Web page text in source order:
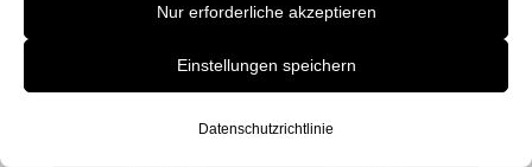
beeinträchtigen kann.
Funktionen und sind für das ordnungsgemäße Funktionieren der
Nur erforderliche akzeptieren
Einstellungen speichern
Datenschutzrichtlinie